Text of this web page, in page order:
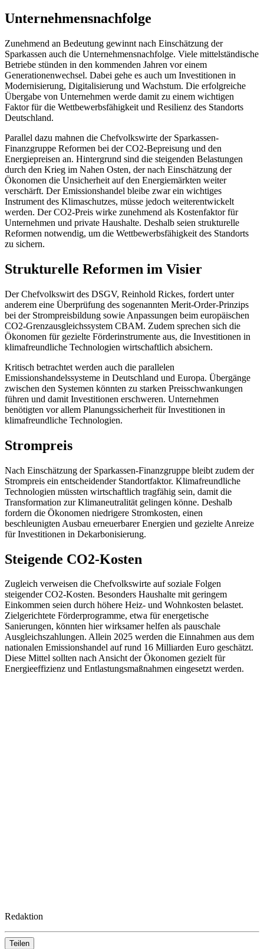
Unternehmensnachfolge
Zunehmend an Bedeutung gewinnt nach Einschätzung der
Sparkassen auch die Unternehmensnachfolge. Viele mittelständische
Betriebe stünden in den kommenden Jahren vor einem
Generationenwechsel. Dabei gehe es auch um Investitionen in
Modernisierung, Digitalisierung und Wachstum. Die erfolgreiche
Übergabe von Unternehmen werde damit zu einem wichtigen
Faktor für die Wettbewerbsfähigkeit und Resilienz des Standorts
Deutschland.
Parallel dazu mahnen die Chefvolkswirte der Sparkassen-
Finanzgruppe Reformen bei der CO2-Bepreisung und den
Energiepreisen an. Hintergrund sind die steigenden Belastungen
durch den Krieg im Nahen Osten, der nach Einschätzung der
Ökonomen die Unsicherheit auf den Energiemärkten weiter
verschärft. Der Emissionshandel bleibe zwar ein wichtiges
Instrument des Klimaschutzes, müsse jedoch weiterentwickelt
werden. Der CO2-Preis wirke zunehmend als Kostenfaktor für
Unternehmen und private Haushalte. Deshalb seien strukturelle
Reformen notwendig, um die Wettbewerbsfähigkeit des Standorts
zu sichern.
Strukturelle Reformen im Visier
Der Chefvolkswirt des DSGV, Reinhold Rickes, fordert unter
anderem eine Überprüfung des sogenannten Merit-Order-Prinzips
bei der Strompreisbildung sowie Anpassungen beim europäischen
CO2-Grenzausgleichssystem CBAM. Zudem sprechen sich die
Ökonomen für gezielte Förderinstrumente aus, die Investitionen in
klimafreundliche Technologien wirtschaftlich absichern.
Kritisch betrachtet werden auch die parallelen
Emissionshandelssysteme in Deutschland und Europa. Übergänge
zwischen den Systemen könnten zu starken Preisschwankungen
führen und damit Investitionen erschweren. Unternehmen
benötigten vor allem Planungssicherheit für Investitionen in
klimafreundliche Technologien.
Strompreis
Nach Einschätzung der Sparkassen-Finanzgruppe bleibt zudem der
Strompreis ein entscheidender Standortfaktor. Klimafreundliche
Technologien müssten wirtschaftlich tragfähig sein, damit die
Transformation zur Klimaneutralität gelingen könne. Deshalb
fordern die Ökonomen niedrigere Stromkosten, einen
beschleunigten Ausbau erneuerbarer Energien und gezielte Anreize
für Investitionen in Dekarbonisierung.
Steigende CO2-Kosten
Zugleich verweisen die Chefvolkswirte auf soziale Folgen
steigender CO2-Kosten. Besonders Haushalte mit geringem
Einkommen seien durch höhere Heiz- und Wohnkosten belastet.
Zielgerichtete Förderprogramme, etwa für energetische
Sanierungen, könnten hier wirksamer helfen als pauschale
Ausgleichszahlungen. Allein 2025 werden die Einnahmen aus dem
nationalen Emissionshandel auf rund 16 Milliarden Euro geschätzt.
Diese Mittel sollten nach Ansicht der Ökonomen gezielt für
Energieeffizienz und Entlastungsmaßnahmen eingesetzt werden.
Redaktion
Teilen